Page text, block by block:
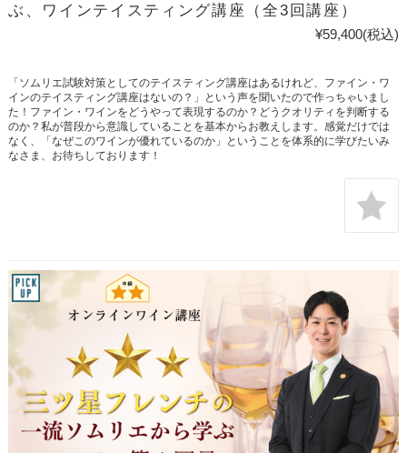
ぶ、ワインテイスティング講座（全3回講座）
¥59,400(税込)
「ソムリエ試験対策としてのテイスティング講座はあるけれど、ファイン・ワ
インのテイスティング講座はないの？」という声を聞いたので作っちゃいまし
た！ファイン・ワインをどうやって表現するのか？どうクオリティを判断する
のか？私が普段から意識していることを基本からお教えします。感覚だけでは
なく、「なぜこのワインが優れているのか」ということを体系的に学びたいみ
なさま、お待ちしております！